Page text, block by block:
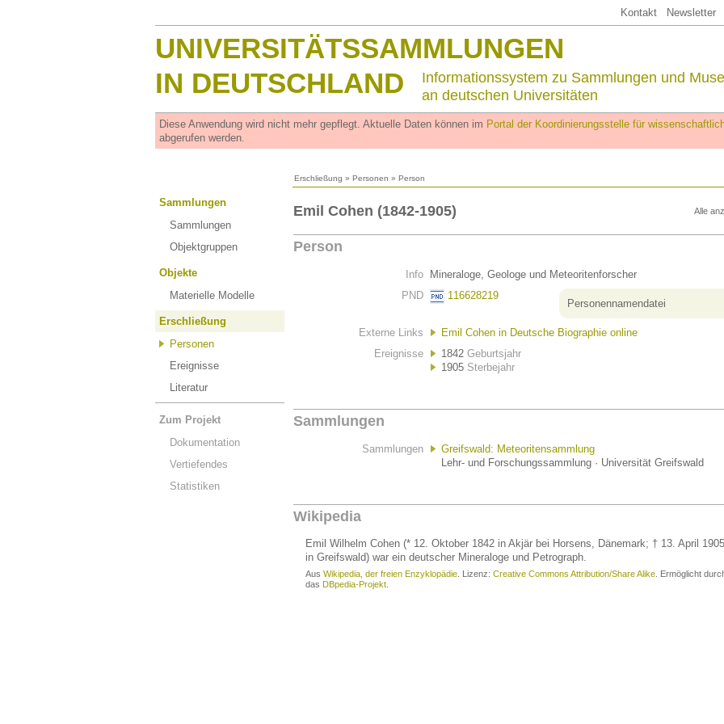
Kontakt Newsletter
UNIVERSITÄTSSAMMLUNGEN
IN DEUTSCHLAND
Informationssystem zu Sammlungen und
an deutschen Universitäten
Diese Anwendung wird nicht mehr gepflegt. Aktuelle Daten können im Portal der Koordinierungsstelle für
abgerufen werden.
Erschließung » Personen » Person
Sammlungen
Sammlungen
Objektgruppen
Objekte
Materielle Modelle
Erschließung
Personen
Ereignisse
Literatur
Zum Projekt
Dokumentation
Vertiefendes
Statistiken
Alle
Emil Cohen (1842-1905)
Person
Info
Mineraloge, Geologe und Meteoritenforscher
PND
116628219
Personennamendatei
Externe Links
Emil Cohen in Deutsche Biographie online
Ereignisse
1842 Geburtsjahr
1905 Sterbejahr
Sammlungen
Sammlungen
Greifswald: Meteoritensammlung
Lehr- und Forschungssammlung · Universität Greifswald
Wikipedia
Emil Wilhelm Cohen (* 12. Oktober 1842 in Akjär bei Horsens, Dänemark; † 13. April 1905
in Greifswald) war ein deutscher Mineraloge und Petrograph.
Aus Wikipedia, der freien Enzyklopädie . Lizenz: Creative Commons Attribution/Share Alike . Ermöglicht
das DBpedia-Projekt